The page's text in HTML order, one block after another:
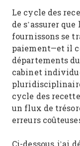
Le cycle des
de s’assurer
fournissons se
paiement—et il
départements
cabinet
cycle des
un flux de
erreurs
Ci-dessous, j’ai